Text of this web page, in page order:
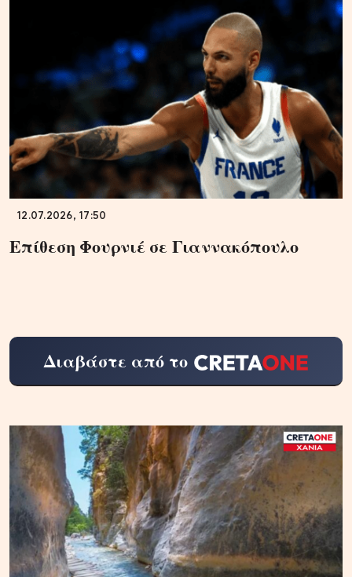
12.07.2026, 17:50
Επίθεση Φουρνιέ σε Γιαννακόπουλο
Διαβάστε από το